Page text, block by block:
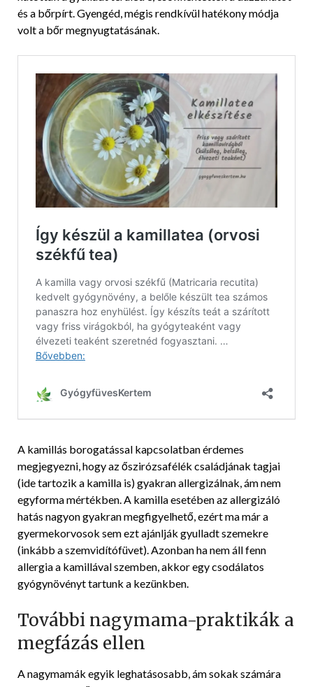
és a bőrpírt. Gyengéd, mégis rendkívül hatékony módja
volt a bőr megnyugtatásának.
A kamillás borogatással kapcsolatban érdemes
megjegyezni, hogy az őszirózsafélék családjának tagjai
(ide tartozik a kamilla is) gyakran allergizálnak, ám nem
egyforma mértékben. A kamilla esetében az allergizáló
hatás nagyon gyakran megfigyelhető, ezért ma már a
gyermekorvosok sem ezt ajánlják gyulladt szemekre
(inkább a szemvidítófüvet). Azonban ha nem áll fenn
allergia a kamillával szemben, akkor egy csodálatos
gyógynövényt tartunk a kezünkben.
További nagymama-praktikák a
megfázás ellen
A nagymamák egyik leghatásosabb, ám sokak számára